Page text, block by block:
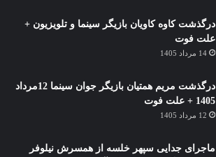
درگذشت کاوه کاویان بازیگر سینما و تلویزیون +
علت فوت
14 مرداد 1405
درگذشت مریم همتیان بازیگر جوان سینما 12مرداد
1405 + علت فوت
12 مرداد 1405
ماجرای جدایی سپهر خلسه از همسرش نیلوفر